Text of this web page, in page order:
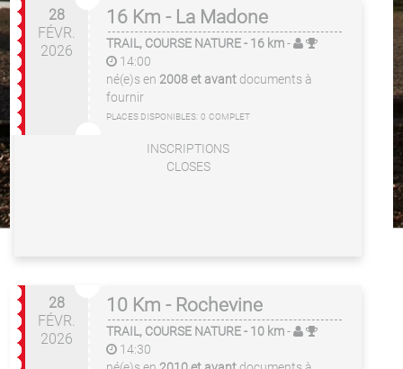
28
FÉVR.
2026
16 Km - La Madone
TRAIL, COURSE NATURE- 16 km-
14:00
né(e)s en 2008 et avant documents à
fournir
PLACES DISPONIBLES: 0 COMPLET
INSCRIPTIONS
CLOSES
28
FÉVR.
2026
10 Km - Rochevine
TRAIL, COURSE NATURE- 10 km-
14:30